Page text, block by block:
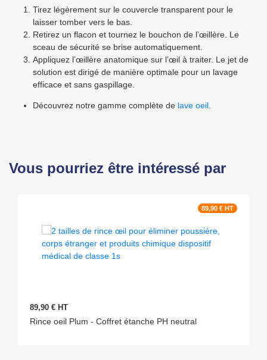
Tirez légèrement sur le couvercle transparent pour le
laisser tomber vers le bas.
Retirez un flacon et tournez le bouchon de l’œillère. Le
sceau de sécurité se brise automatiquement.
Appliquez l’œillère anatomique sur l’œil à traiter. Le jet de
solution est dirigé de manière optimale pour un lavage
efficace et sans gaspillage.
Découvrez notre gamme complète de lave oeil
Vous pourriez être intéressé par
89,90 € HT
89,90 € HT
Rince oeil Plum - Coffret étanche PH neutral